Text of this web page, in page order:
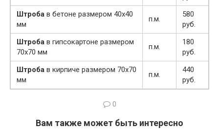
Штроба в бетоне размером 40х40
мм
п.м.
580
руб.
Штроба в гипсокартоне размером
70х70 мм
п.м.
180
руб.
Штроба в кирпиче размером 70х70
мм
п.м.
440
руб.
0
Вам также может быть интересно